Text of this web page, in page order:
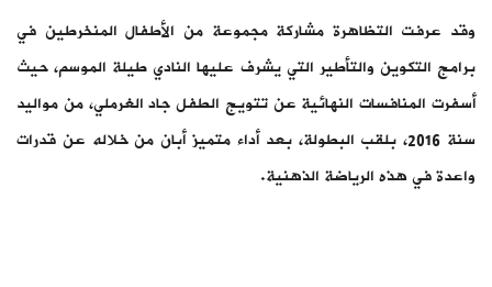
وقد عرفت التظاهرة مشاركة مجموعة من الأطفال المنخرطين في
برامج التكوين والتأطير التي يشرف عليها النادي طيلة الموسم، حيث
أسفرت المنافسات النهائية عن تتويج الطفل جاد الغرملي، من مواليد
سنة 2016، بلقب البطولة، بعد أداء متميز أبان من خلاله عن قدرات
واعدة في هذه الرياضة الذهنية.